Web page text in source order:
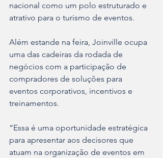
nacional como um polo estruturado e
atrativo para o turismo de eventos.
Além estande na feira, Joinville ocupa
uma das cadeiras da rodada de
negócios com a participação de
compradores de soluções para
eventos corporativos, incentivos e
treinamentos.
“Essa é uma oportunidade estratégica
para apresentar aos decisores que
atuam na organização de eventos em